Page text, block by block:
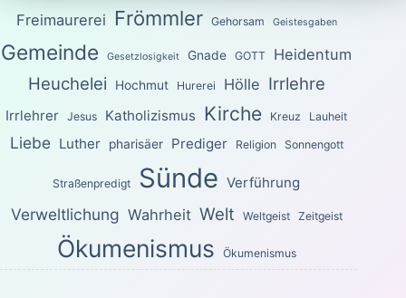
Freimaurerei Frömmler Gehorsam Geistesgaben
Gemeinde Gesetzlosigkeit Gnade GOTT Heidentum
Heuchelei Hochmut Hurerei Hölle Irrlehre
Irrlehrer Jesus Katholizismus Kirche Kreuz Lauheit
Liebe Luther pharisäer Prediger Religion Sonnengott
Straßenpredigt Sünde Verführung
Verweltlichung Wahrheit Welt Weltgeist Zeitgeist
Ökumenismus Ökumenismus